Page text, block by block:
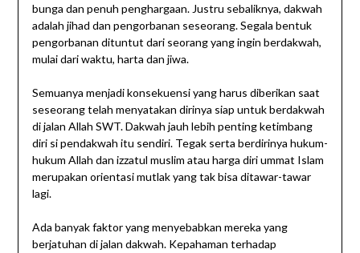
bunga dan penuh penghargaan. Justru sebaliknya, dakwah
adalah jihad dan pengorbanan seseorang. Segala bentuk
pengorbanan dituntut dari seorang yang ingin berdakwah,
mulai dari waktu, harta dan jiwa.
Semuanya menjadi konsekuensi yang harus diberikan saat
seseorang telah menyatakan dirinya siap untuk berdakwah
di jalan Allah SWT. Dakwah jauh lebih penting ketimbang
diri si pendakwah itu sendiri. Tegak serta berdirinya hukum-
hukum Allah dan izzatul muslim atau harga diri ummat Islam
merupakan orientasi mutlak yang tak bisa ditawar-tawar
lagi.
Ada banyak faktor yang menyebabkan mereka yang
berjatuhan di jalan dakwah. Kepahaman terhadap